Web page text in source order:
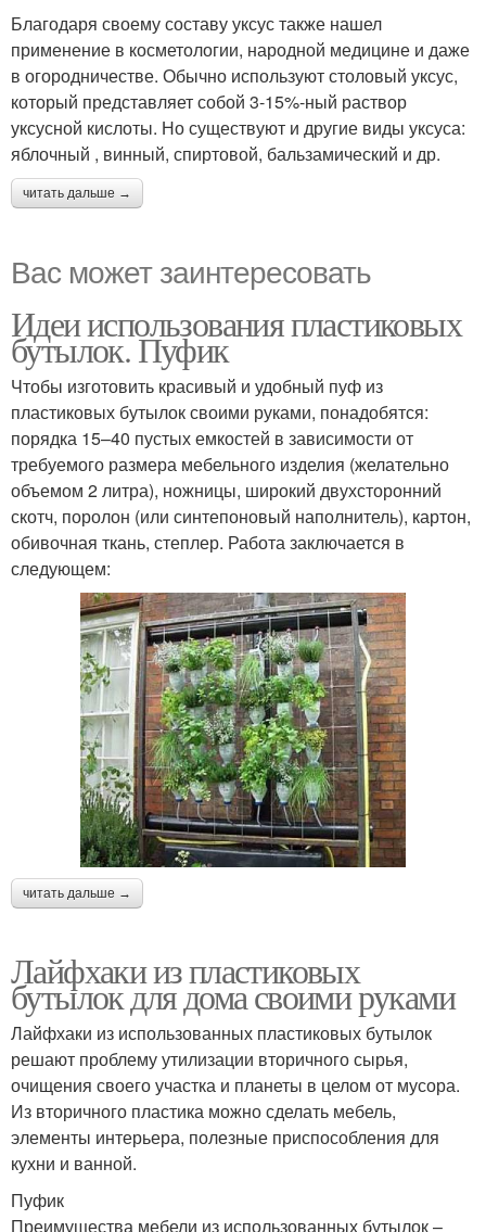
Благодаря своему составу уксус также нашел
применение в косметологии, народной медицине и даже
в огородничестве. Обычно используют столовый уксус,
который представляет собой 3-15%-ный раствор
уксусной кислоты. Но существуют и другие виды уксуса:
яблочный , винный, спиртовой, бальзамический и др.
читать дальше →
Вас может заинтересовать
Идеи использования пластиковых
бутылок. Пуфик
Чтобы изготовить красивый и удобный пуф из
пластиковых бутылок своими руками, понадобятся:
порядка 15–40 пустых емкостей в зависимости от
требуемого размера мебельного изделия (желательно
объемом 2 литра), ножницы, широкий двухсторонний
скотч, поролон (или синтепоновый наполнитель), картон,
обивочная ткань, степлер. Работа заключается в
следующем:
читать дальше →
Лайфхаки из пластиковых
бутылок для дома своими руками
Лайфхаки из использованных пластиковых бутылок
решают проблему утилизации вторичного сырья,
очищения своего участка и планеты в целом от мусора.
Из вторичного пластика можно сделать мебель,
элементы интерьера, полезные приспособления для
кухни и ванной.
Пуфик
Преимущества мебели из использованных бутылок –